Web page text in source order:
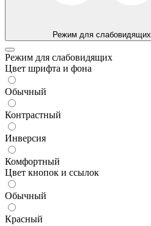
Режим для слабовидящих
Режим для слабовидящих
Цвет шрифта и фона
Обычный
Контрастный
Инверсия
Комфортный
Цвет кнопок и ссылок
Обычный
Красный